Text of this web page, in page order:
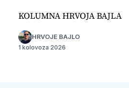
KOLUMNA HRVOJA BAJLA
HRVOJE BAJLO
1 kolovoza 2026